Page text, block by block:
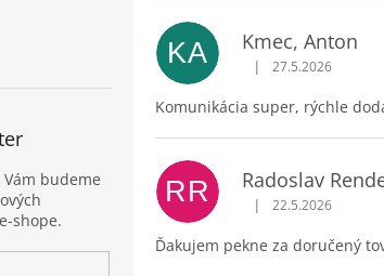
budeme
shope.
KA Kmec, Anton
Hodnotenie
| 27.5.2026
Komunikácia super, rýchle
RR Radoslav
Hodnotenie
| 22.5.2026
Ďakujem pekne za doručený